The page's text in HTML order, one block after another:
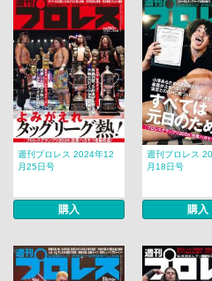
週刊プロレス 2024年12
月25日号
購入
週刊プロレス
月18日号
購入